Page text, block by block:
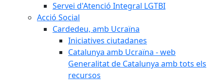
Servei d'Atenció Integral LGTBI
Acció Social
Cardedeu, amb Ucraïna
Iniciatives ciutadanes
Catalunya amb Ucraïna - web
Generalitat de Catalunya amb tots els
recursos